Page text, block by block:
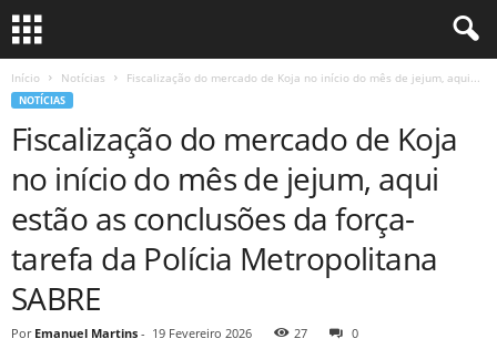
Início Notícias Fiscalização do mercado de Koja no início do mês de jejum, aqui...
NOTÍCIAS
Fiscalização do mercado de Koja
no início do mês de jejum, aqui
estão as conclusões da força-
tarefa da Polícia Metropolitana
SABRE
Por Emanuel Martins - 19 Fevereiro 2026 27 0